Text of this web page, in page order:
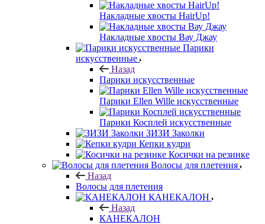
Накладные хвосты HairUp!
Накладные хвосты Вау Джау
Парики
искусственные
Назад
Парики искусственные
Парики Ellen Wille искусственные
Парики Косплей искусственные
ЗИЗИ Заколки
Кепки кудри
Косички на резинке
Волосы для плетения
Назад
Волосы для плетения
КАНЕКАЛОН
Назад
КАНЕКАЛОН